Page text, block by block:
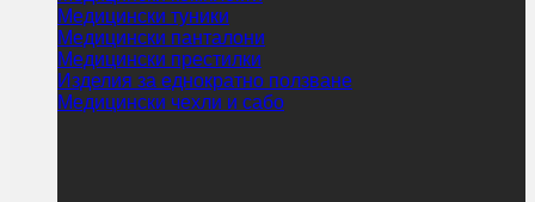
Медицински туники
Медицински панталони
Медицински престилки
Изделия за еднократно ползване
Медицински чехли и сабо